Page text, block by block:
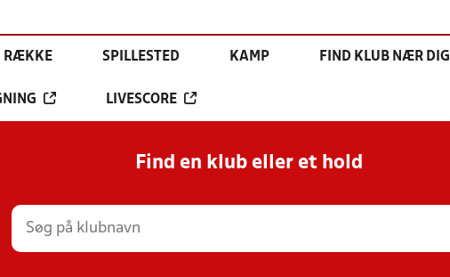
RÆKKE SPILLESTED KAMP FIND KLUB NÆR DIG
LIVESCORE
Find en klub eller et hold